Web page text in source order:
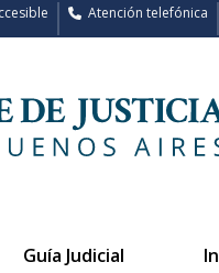
Atención telefónica
Guía Judicial